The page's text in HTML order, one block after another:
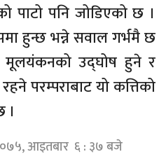
पनि जोडिएको छ ।
हुन्छ भन्ने सवाल गर्भमै छ
मूलयंकनको उद्घोष हुने र
परम्पराबाट यो कत्तिको
।
आइतबार ६ : ३७ बजे